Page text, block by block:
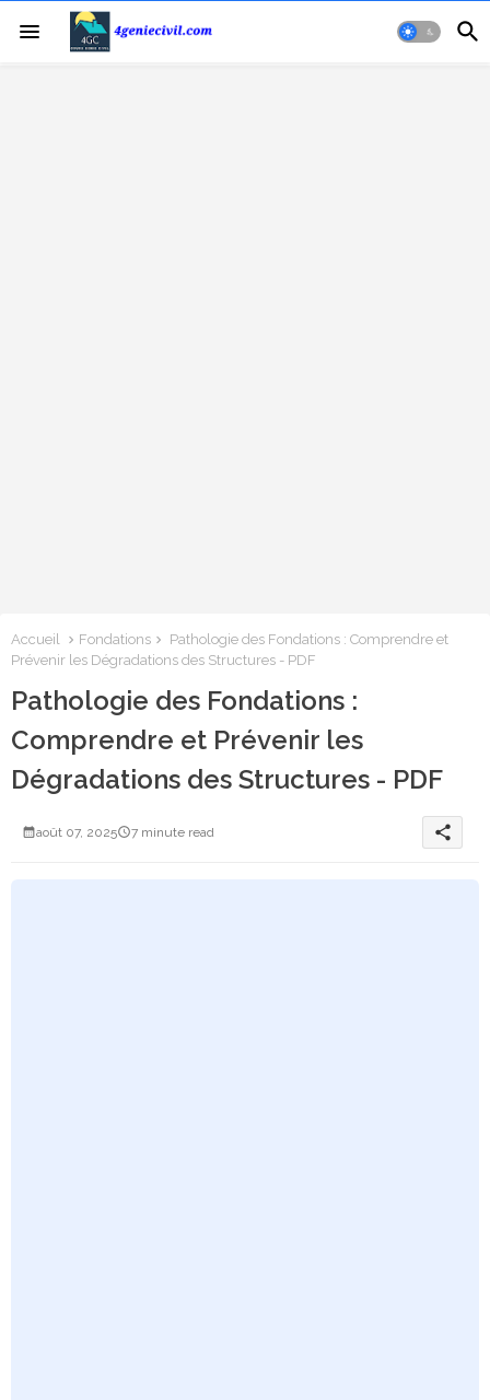
Accueil Fondations
Pathologie des Fondations : Comprendre et
Prévenir les Dégradations des Structures - PDF
Pathologie des Fondations :
Comprendre et Prévenir les
Dégradations des Structures - PDF
août 07, 2025 7 minute read share